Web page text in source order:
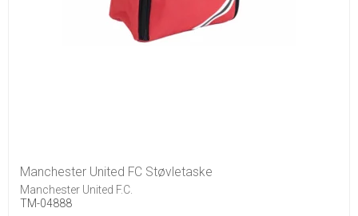
Manchester United FC Støvletaske
Manchester United F.C.
TM-04888